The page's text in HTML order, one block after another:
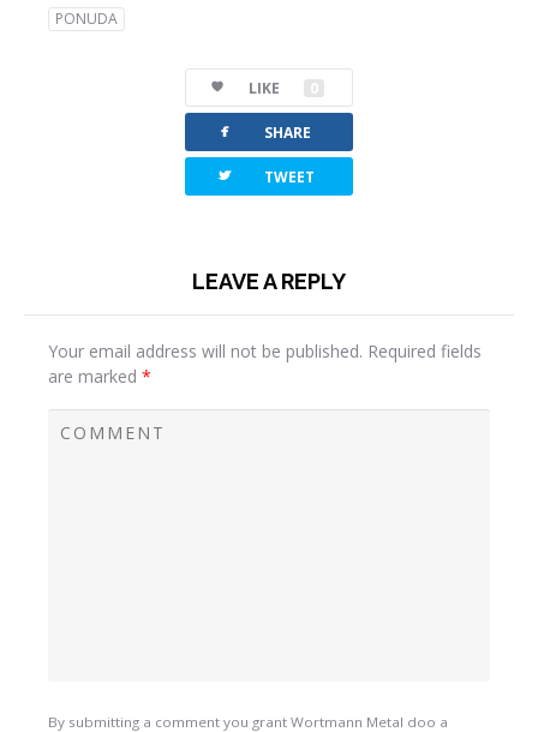
PONUDA
LIKE 0
facebook SHARE
twitterbird TWEET
LEAVE A REPLY
Your email address will not be published. Required fields
are marked *
By submitting a comment you grant Wortmann Metal doo a